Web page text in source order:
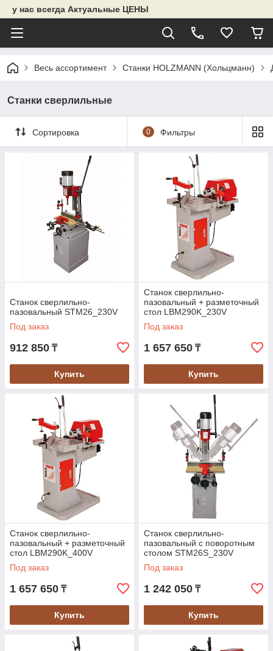
у нас всегда Актуальные ЦЕНЫ
Весь ассортимент Станки HOLZMANN (Хольцманн)
Станки сверлильные
Сортировка 0 Фильтры
Станок сверлильно-
пазовальный STM26_230V
Под заказ
912 850 ₸
Купить
Станок сверлильно-
пазовальный + разметочный
стол LBM290K_230V
Под заказ
1 657 650 ₸
Купить
Станок сверлильно-
пазовальный + разметочный
стол LBM290K_400V
Под заказ
1 657 650 ₸
Купить
Станок сверлильно-
пазовальный с поворотным
столом STM26S_230V
Под заказ
1 242 050 ₸
Купить